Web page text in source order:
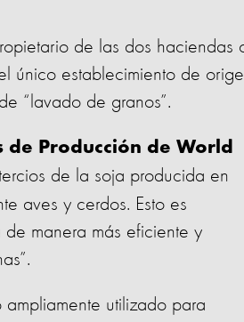
de las dos haciendas
único establecimiento de
“lavado de granos”.
de Producción de World
de la soja producida en
aves y cerdos. Esto es
de manera más eficiente y
utilizado para